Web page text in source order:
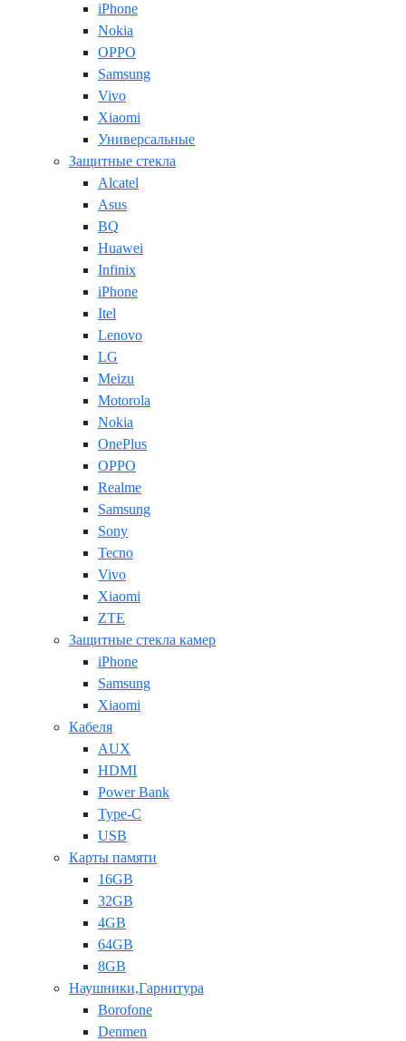
iPhone
Nokia
OPPO
Samsung
Vivo
Xiaomi
Универсальные
Защитные стекла
Alcatel
Asus
BQ
Huawei
Infinix
iPhone
Itel
Lenovo
LG
Meizu
Motorola
Nokia
OnePlus
OPPO
Realme
Samsung
Sony
Tecno
Vivo
Xiaomi
ZTE
Защитные стекла камер
iPhone
Samsung
Xiaomi
Кабеля
AUX
HDMI
Power Bank
Type-C
USB
Карты памяти
16GB
32GB
4GB
64GB
8GB
Наушники,Гарнитура
Borofone
Denmen